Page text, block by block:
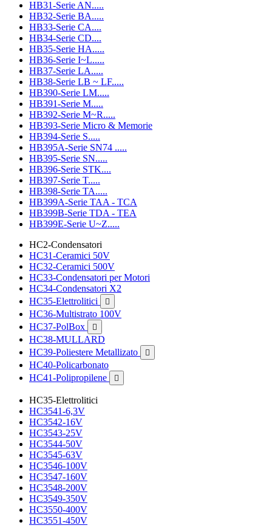
HB31-Serie AN.....
HB32-Serie BA.....
HB33-Serie CA....
HB34-Serie CD....
HB35-Serie HA.....
HB36-Serie I~L.....
HB37-Serie LA.....
HB38-Serie LB ~ LF.....
HB390-Serie LM.....
HB391-Serie M.....
HB392-Serie M~R.....
HB393-Serie Micro & Memorie
HB394-Serie S.....
HB395A-Serie SN74 .....
HB395-Serie SN.....
HB396-Serie STK....
HB397-Serie T.....
HB398-Serie TA.....
HB399A-Serie TAA - TCA
HB399B-Serie TDA - TEA
HB399E-Serie U~Z.....
HC2-Condensatori
HC31-Ceramici 50V
HC32-Ceramici 500V
HC33-Condensatori per Motori
HC34-Condensatori X2
HC35-Elettrolitici

HC36-Multistrato 100V
HC37-PolBox

HC38-MULLARD
HC39-Poliestere Metallizato

HC40-Policarbonato
HC41-Polipropilene

HC35-Elettrolitici
HC3541-6,3V
HC3542-16V
HC3543-25V
HC3544-50V
HC3545-63V
HC3546-100V
HC3547-160V
HC3548-200V
HC3549-350V
HC3550-400V
HC3551-450V